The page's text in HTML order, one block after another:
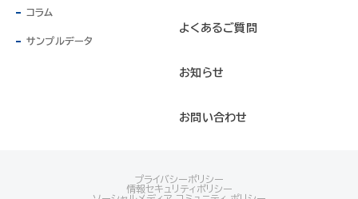
コラム
サンプルデータ
よくあるご質問
お知らせ
お問い合わせ
プライバシーポリシー
情報セキュリティポリシー